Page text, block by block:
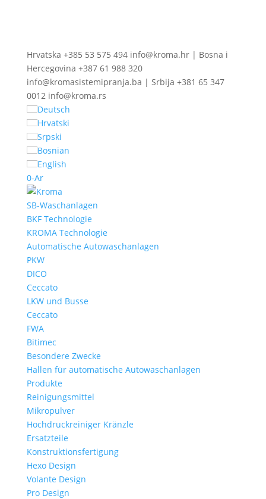
Hrvatska +385 53 575 494 info@kroma.hr | Bosna i
Hercegovina +387 61 988 320
info@kromasistemipranja.ba | Srbija +381 65 347
0012 info@kroma.rs
Deutsch
Hrvatski
Srpski
Bosnian
English
0-Ar
SB-Waschanlagen
BKF Technologie
KROMA Technologie
Automatische Autowaschanlagen
PKW
DICO
Ceccato
LKW und Busse
Ceccato
FWA
Bitimec
Besondere Zwecke
Hallen für automatische Autowaschanlagen
Produkte
Reinigungsmittel
Mikropulver
Hochdruckreiniger Kränzle
Ersatzteile
Konstruktionsfertigung
Hexo Design
Volante Design
Pro Design